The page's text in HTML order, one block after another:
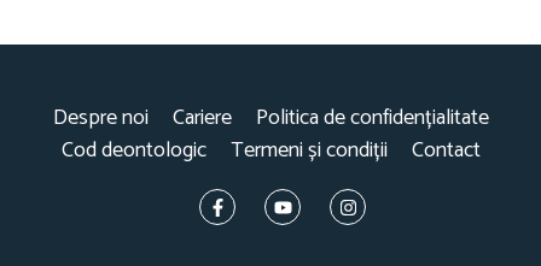
Despre noi Cariere
Politica de confidențialitate
Cod deontologic
Termeni și condiții Contact